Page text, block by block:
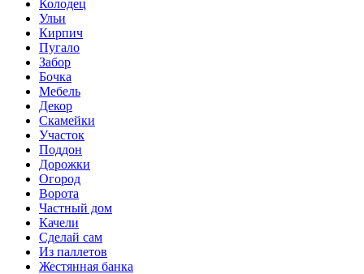
Колодец
Ульи
Кирпич
Пугало
Забор
Бочка
Мебель
Декор
Скамейки
Участок
Поддон
Дорожки
Огород
Ворота
Частный дом
Качели
Сделай сам
Из паллетов
Жестянная банка